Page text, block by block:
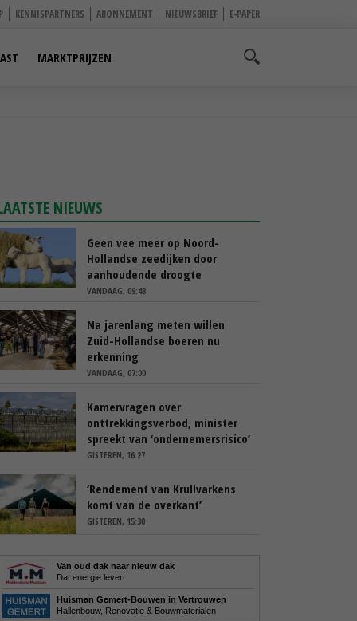
KENNISPARTNERS ABONNEMENT NIEUWSBRIEF E-PAPER
MARKTPRIJZEN
NIEUWS
Geen vee meer op Noord-
Hollandse zeedijken door
aanhoudende droogte
VANDAAG, 09:48
Na jarenlang meten willen
Zuid-Hollandse boeren nu
erkenning
VANDAAG, 07:00
Kamervragen over
onttrekkingsverbod, minister
spreekt van ‘ondernemersrisico’
GISTEREN, 16:27
‘Rendement van Krullvarkens
komt van de overkant’
GISTEREN, 15:30
Van oud dak naar nieuw dak
Dat energie levert.
Huisman Gemert-Bouwen in Vertrouwen
Hallenbouw, Renovatie & Bouwmaterialen